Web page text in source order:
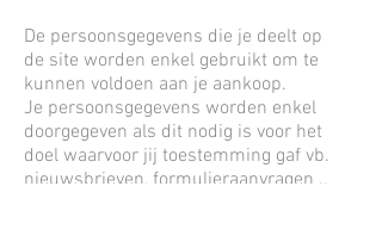
De persoonsgegevens die je deelt op
de site worden enkel gebruikt om te
kunnen voldoen aan je aankoop.
Je persoonsgegevens worden enkel
doorgegeven als dit nodig is voor het
doel waarvoor jij toestemming gaf vb.
nieuwsbrieven, formulieraanvragen ..